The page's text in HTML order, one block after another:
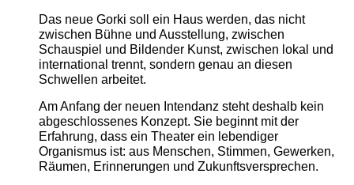
Das neue Gorki soll ein Haus werden, das nicht
zwischen Bühne und Ausstellung, zwischen
Schauspiel und Bildender Kunst, zwischen lokal und
international trennt, sondern genau an diesen
Schwellen arbeitet.
Am Anfang der neuen Intendanz steht deshalb kein
abgeschlossenes Konzept. Sie beginnt mit der
Erfahrung, dass ein Theater ein lebendiger
Organismus ist: aus Menschen, Stimmen, Gewerken,
Räumen, Erinnerungen und Zukunftsversprechen.